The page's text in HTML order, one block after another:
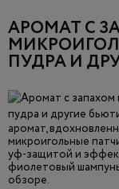
АРОМАТ С
ПУДРА И
аромат,
микроигольные
уф-защитой и
фиолетовый
обзоре.